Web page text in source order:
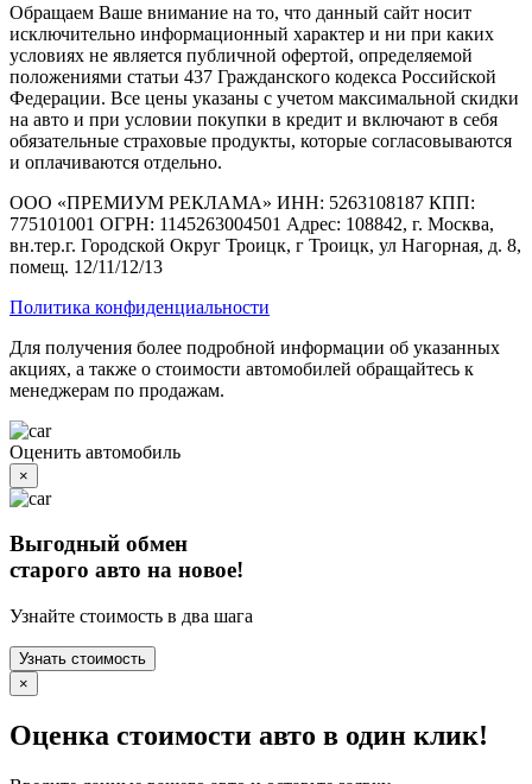
Обращаем Ваше внимание на то, что данный сайт носит
исключительно информационный характер и ни при каких
условиях не является публичной офертой, определяемой
положениями статьи 437 Гражданского кодекса Российской
Федерации. Все цены указаны с учетом максимальной скидки
на авто и при условии покупки в кредит и включают в себя
обязательные страховые продукты, которые согласовываются
и оплачиваются отдельно.
ООО «ПРЕМИУМ РЕКЛАМА» ИНН: 5263108187 КПП:
775101001 ОГРН: 1145263004501 Адрес: 108842, г. Москва,
вн.тер.г. Городской Округ Троицк, г Троицк, ул Нагорная, д. 8,
помещ. 12/11/12/13
Политика конфиденциальности
Для получения более подробной информации об указанных
акциях, а также о стоимости автомобилей обращайтесь к
менеджерам по продажам.
Оценить автомобиль
×
Выгодный обмен
старого авто на новое!
Узнайте стоимость в два шага
Узнать стоимость
×
Оценка стоимости авто в один клик!